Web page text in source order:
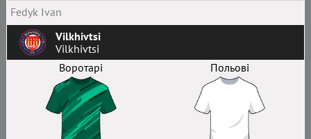
Fedyk Ivan
Vilkhivtsi
Vilkhivtsi
Воротарі
Польові